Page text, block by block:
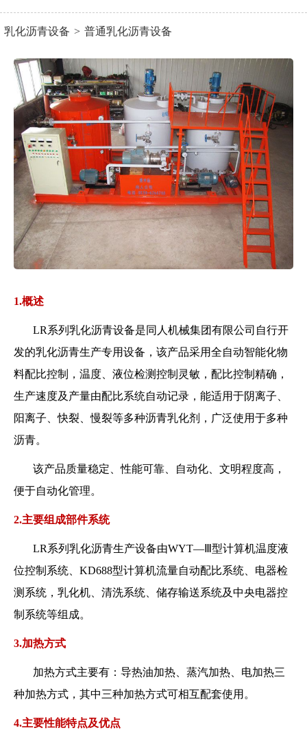
乳化沥青设备 > 普通乳化沥青设备
1.概述
LR系列乳化沥青设备是同人机械集团有限公司自行开
发的乳化沥青生产专用设备，该产品采用全自动智能化物
料配比控制，温度、液位检测控制灵敏，配比控制精确，
生产速度及产量由配比系统自动记录，能适用于阴离子、
阳离子、快裂、慢裂等多种沥青乳化剂，广泛使用于多种
沥青。
该产品质量稳定、性能可靠、自动化、文明程度高，
便于自动化管理。
2.主要组成部件系统
LR系列乳化沥青生产设备由WYT—Ⅲ型计算机温度液
位控制系统、KD688型计算机流量自动配比系统、电器检
测系统，乳化机、清洗系统、储存输送系统及中央电器控
制系统等组成。
3.加热方式
加热方式主要有：导热油加热、蒸汽加热、电加热三
种加热方式，其中三种加热方式可相互配套使用。
4.主要性能特点及优点